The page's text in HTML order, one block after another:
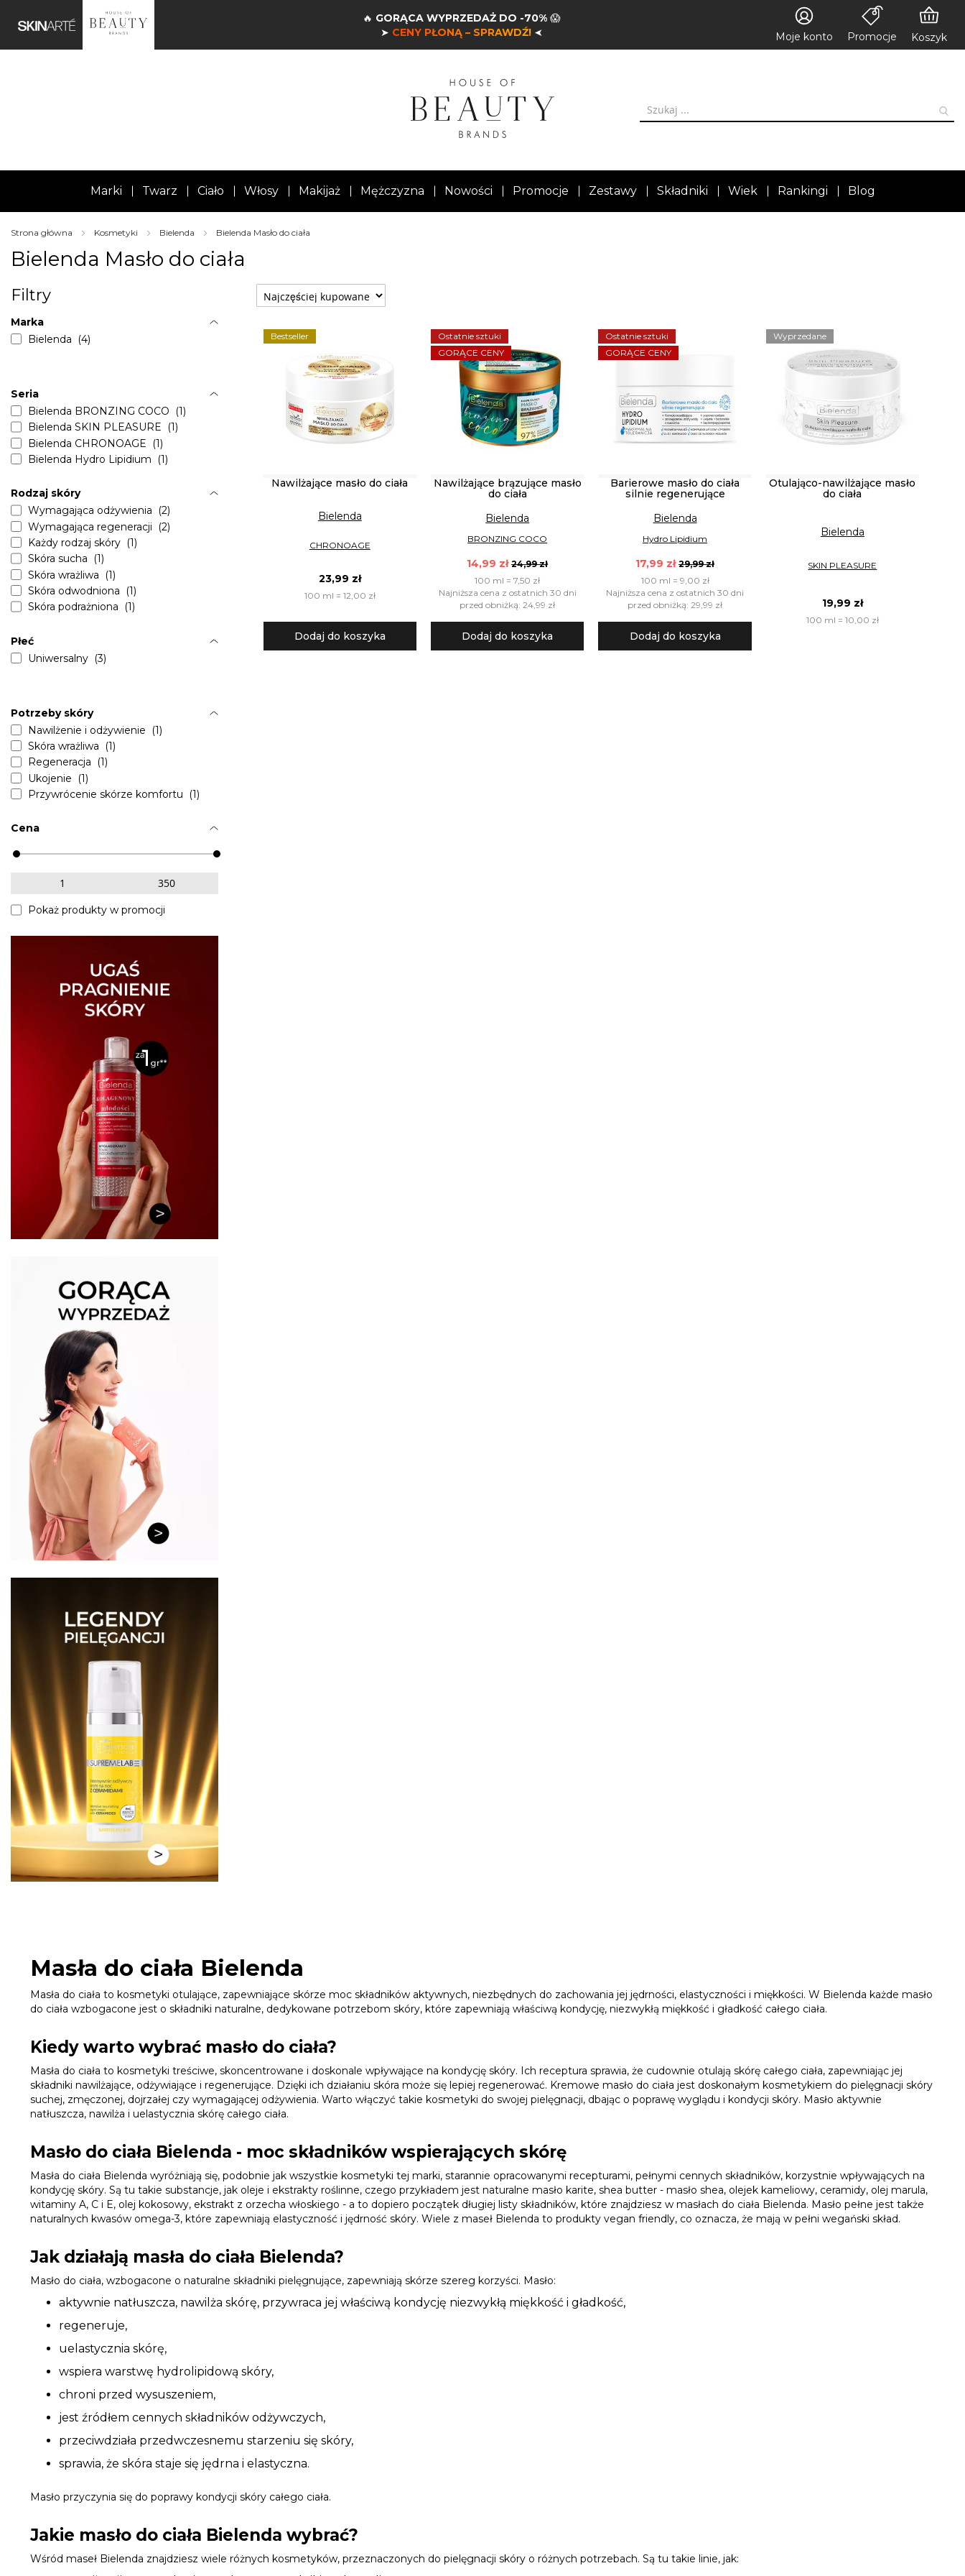
🔥 GORĄCA WYPRZEDAŻ DO -70%😱
➤ CENY PŁONĄ – SPRAWDŹ! ➤ Moje konto Promocje Koszyk
Marki Twarz Ciało Włosy Makijaż Mężczyzna Nowości Promocje Zestawy Składniki Wiek Rankingi Blog
Strona główna Kosmetyki Bielenda Bielenda Masło do ciała
Bielenda Masło do ciała
Bestseller
Nawilżające masło do ciała
Bielenda
CHRONOAGE
23,99 zł
100 ml = 12,00 zł
Dodaj do koszyka
Ostatnie sztuki
GORĄCE CENY
Nawilżające brązujące masło
do ciała
Bielenda
BRONZING COCO
14,99 zł 24,99 zł
100 ml = 7,50 zł
Najniższa cena z ostatnich 30 dni
przed obniżką: 24,99 zł
Dodaj do koszyka
Ostatnie sztuki
GORĄCE CENY
Barierowe masło do ciała
silnie regenerujące
Bielenda
Hydro Lipidium
17,99 zł 29,99 zł
100 ml = 9,00 zł
Najniższa cena z ostatnich 30 dni
przed obniżką: 29,99 zł
Dodaj do koszyka
Wyprzedane
Otulająco-nawilżające masło
do ciała
Bielenda
SKIN PLEASURE
19,99 zł
100 ml = 10,00 zł
Filtry
Marka
Bielenda (4)
Seria
Bielenda BRONZING COCO (1)
Bielenda SKIN PLEASURE (1)
Bielenda CHRONOAGE (1)
Bielenda Hydro Lipidium (1)
Rodzaj skóry
Wymagająca odżywienia (2)
Wymagająca regeneracji (2)
Każdy rodzaj skóry (1)
Skóra sucha (1)
Skóra wrażliwa (1)
Skóra odwodniona (1)
Skóra podrażniona (1)
Płeć
Uniwersalny (3)
Potrzeby skóry
Nawilżenie i odżywienie (1)
Skóra wrażliwa (1)
Regeneracja (1)
Ukojenie (1)
Przywrócenie skórze komfortu (1)
Cena
Pokaż produkty w promocji
Masła do ciała Bielenda
Masła do ciała to kosmetyki otulające, zapewniające skórze moc składników aktywnych, niezbędnych do zachowania jej jędrności, elastyczności i miękkości. W Bielenda każde masło
do ciała wzbogacone jest o składniki naturalne, dedykowane potrzebom skóry, które zapewniają właściwą kondycję, niezwykłą miękkość i gładkość całego ciała.
Kiedy warto wybrać masło do ciała?
Masła do ciała to kosmetyki treściwe, skoncentrowane i doskonale wpływające na kondycję skóry. Ich receptura sprawia, że cudownie otulają skórę całego ciała, zapewniając jej
składniki nawilżające, odżywiające i regenerujące. Dzięki ich działaniu skóra może się lepiej regenerować. Kremowe masło do ciała jest doskonałym kosmetykiem do pielęgnacji skóry
suchej, zmęczonej, dojrzałej czy wymagającej odżywienia. Warto włączyć takie kosmetyki do swojej pielęgnacji, dbając o poprawę wyglądu i kondycji skóry. Masło aktywnie
natłuszcza, nawilża i uelastycznia skórę całego ciała.
Masło do ciała Bielenda - moc składników wspierających skórę
Masła do ciała Bielenda wyróżniają się, podobnie jak wszystkie kosmetyki tej marki, starannie opracowanymi recepturami, pełnymi cennych składników, korzystnie wpływających na
kondycję skóry. Są tu takie substancje, jak oleje i ekstrakty roślinne, czego przykładem jest naturalne masło karite, shea butter - masło shea, olejek kameliowy, ceramidy, olej marula,
witaminy A, C i E, olej kokosowy, ekstrakt z orzecha włoskiego - a to dopiero początek długiej listy składników, które znajdziesz w masłach do ciała Bielenda. Masło pełne jest także
naturalnych kwasów omega-3, które zapewniają elastyczność i jędrność skóry. Wiele z maseł Bielenda to produkty vegan friendly, co oznacza, że mają w pełni wegański skład.
Jak działają masła do ciała Bielenda?
Masło do ciała, wzbogacone o naturalne składniki pielęgnujące, zapewniają skórze szereg korzyści. Masło:
aktywnie natłuszcza, nawilża skórę, przywraca jej właściwą kondycję niezwykłą miękkość i gładkość,
regeneruje,
uelastycznia skórę,
wspiera warstwę hydrolipidową skóry,
chroni przed wysuszeniem,
jest źródłem cennych składników odżywczych,
przeciwdziała przedwczesnemu starzeniu się skóry,
sprawia, że skóra staje się jędrna i elastyczna.
Masło przyczynia się do poprawy kondycji skóry całego ciała.
Jakie masło do ciała Bielenda wybrać?
Wśród maseł Bielenda znajdziesz wiele różnych kosmetyków, przeznaczonych do pielęgnacji skóry o różnych potrzebach. Są tu takie linie, jak: